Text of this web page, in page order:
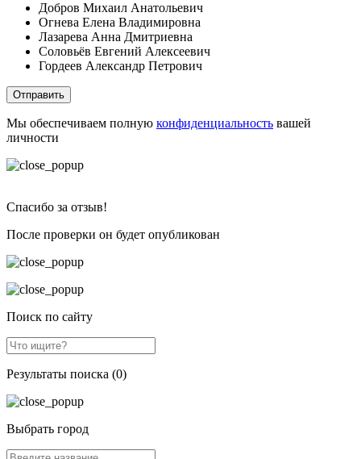
Добров Михаил Анатольевич
Огнева Елена Владимировна
Лазарева Анна Дмитриевна
Соловьёв Евгений Алексеевич
Гордеев Александр Петрович
Отправить
Мы обеспечиваем полную конфиденциальность вашей
личности
Спасибо за отзыв!
После проверки он будет опубликован
Поиск по сайту
Результаты поиска (0)
Выбрать город